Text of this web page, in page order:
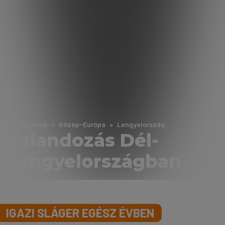
Közép-Európa Lengyelország
Kalandozás Dél-
Lengyelországban
IGAZI SLÁGER EGÉSZ ÉVBEN